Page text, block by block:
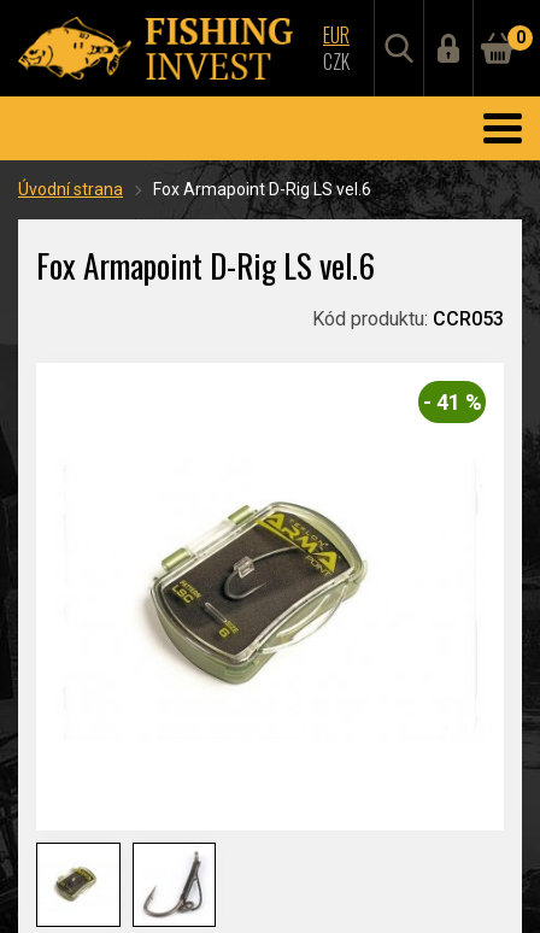
EUR
CZK
0
Úvodní strana Fox Armapoint D-Rig LS vel.6
Fox Armapoint D-Rig LS vel.6
Kód produktu: CCR053
- 41 %